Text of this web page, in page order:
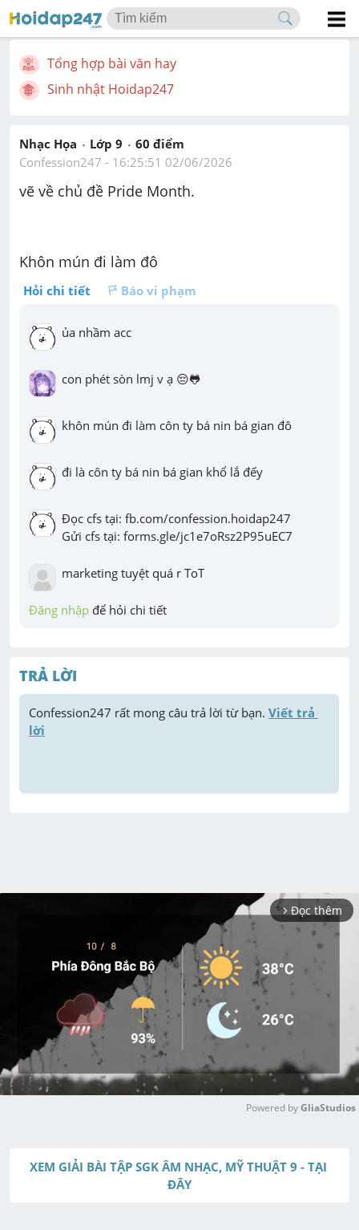
Tổng hợp bài văn hay
Sinh nhật Hoidap247
Nhạc Họa Lớp 9 60 điểm
Confession247 - 16:25:51 02/06/2026
vẽ về chủ đề Pride Month.
Khôn mún đi làm đô
Hỏi chi tiết Báo vi phạm
ủa nhầm acc
con phét sòn lmj v ạ 😔🐸
khôn mún đi làm côn ty bá nin bá gian đô
đi là côn ty bá nin bá gian khổ lắ đếy
Đọc cfs tại: fb.com/confession.hoidap247
Gửi cfs tại: forms.gle/jc1e7oRsz2P95uEC7
marketing tuyệt quá r ToT
Đăng nhập để hỏi chi tiết
TRẢ LỜI
Confession247 rất mong câu trả lời từ bạn. Viết trả
lời
arrow_forward_ios Đọc thêm
t
Powered by GliaStudios
XEM GIẢI BÀI TẬP SGK ÂM NHẠC, MỸ THUẬT 9 - TẠI
ĐÂY